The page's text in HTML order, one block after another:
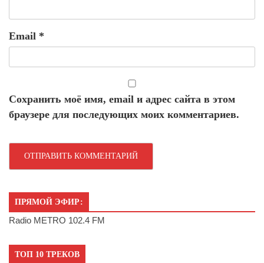
Email *
Сохранить моё имя, email и адрес сайта в этом
браузере для последующих моих комментариев.
ПРЯМОЙ ЭФИР:
Radio METRO 102.4 FM
ТОП 10 ТРЕКОВ